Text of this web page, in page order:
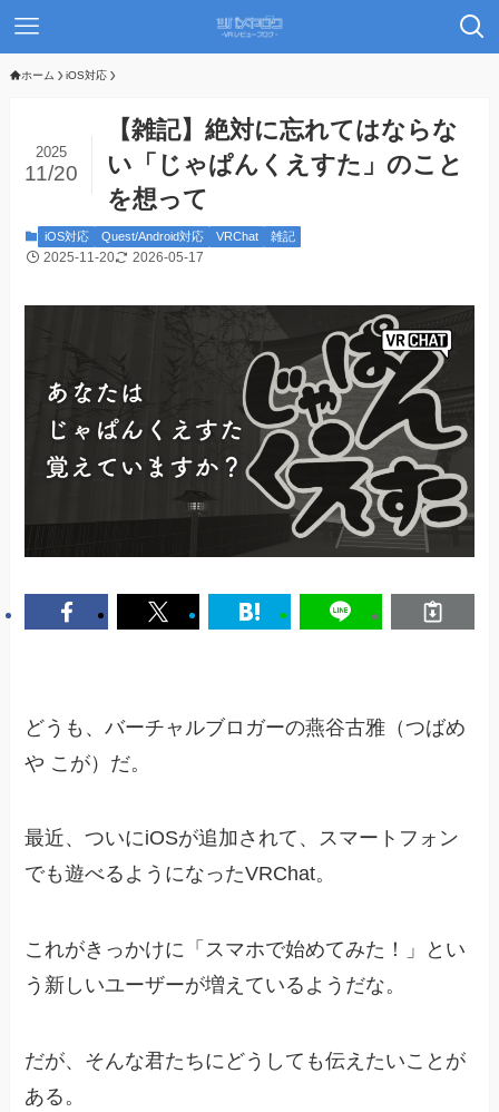
ホーム iOS対応
【雑記】絶対に忘れてはならな
い「じゃぱんくえすた」のこと
を想って
2025
11/20
iOS対応 Quest/Android対応 VRChat 雑記
2025-11-20 2026-05-17
どうも、バーチャルブロガーの燕谷古雅（つばめ
や こが）だ。
最近、ついにiOSが追加されて、スマートフォン
でも遊べるようになったVRChat。
これがきっかけに「スマホで始めてみた！」とい
う新しいユーザーが増えているようだな。
だが、そんな君たちにどうしても伝えたいことが
ある。